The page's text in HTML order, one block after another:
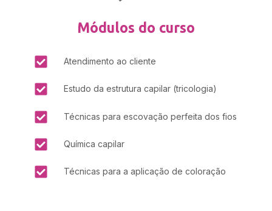
Módulos do curso
Atendimento ao cliente
Estudo da estrutura capilar (tricologia)
Técnicas para escovação perfeita dos fios
Química capilar
Técnicas para a aplicação de coloração